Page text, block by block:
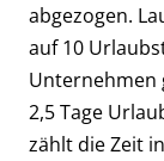
abgezogen.
auf 10
Unternehmen
2,5 Tage
zählt die Zeit